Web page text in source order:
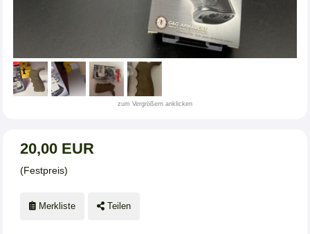
zum Vergrößern anklicken
20,00 EUR
(Festpreis)
Merkliste Teilen